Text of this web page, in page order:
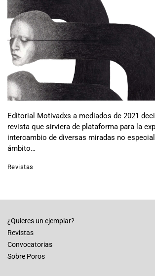
Editorial Motivadxs a mediados de 2021
revista que sirviera de plataforma para la
intercambio de diversas miradas no
ámbito…
Revistas
¿Quieres un ejemplar?
Revistas
Convocatorias
Sobre Poros